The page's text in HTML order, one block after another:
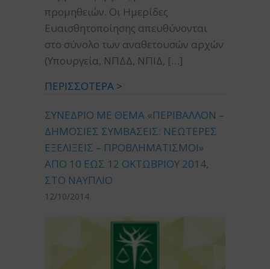
προμηθειών. Οι Ημερίδες
Ευαισθητοποίησης απευθύνονται
στο σύνολο των αναθετουσών αρχών
(Υπουργεία, ΝΠΔΔ, ΝΠΙΔ, […]
ΠΕΡΙΣΣΟΤΕΡΑ >
ΣΥΝΕΔΡΙΟ ΜΕ ΘΕΜΑ «ΠΕΡΙΒΑΛΛΟΝ –
ΔΗΜΟΣΙΕΣ ΣΥΜΒΑΣΕΙΣ: ΝΕΩΤΕΡΕΣ
ΕΞΕΛΙΞΕΙΣ – ΠΡΟΒΛΗΜΑΤΙΣΜΟΙ»
ΑΠΟ 10 ΕΩΣ 12 ΟΚΤΩΒΡΙΟΥ 2014,
ΣΤΟ ΝΑΥΠΛΙΟ
12/10/2014